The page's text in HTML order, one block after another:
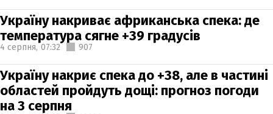
Україну накриває африканська спека: де
температура сягне +39 градусів
4 серпня, 07:32 907
Україну накриє спека до +38, але в частині
областей пройдуть дощі: прогноз погоди
на 3 серпня